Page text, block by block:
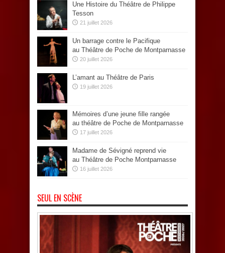
Une Histoire du Théâtre de Philippe
Tesson
21 juillet 2026
Un barrage contre le Pacifique
au Théâtre de Poche de Montparnasse
20 juillet 2026
L’amant au Théâtre de Paris
19 juillet 2026
Mémoires d’une jeune fille rangée
au théâtre de Poche de Montparnasse
17 juillet 2026
Madame de Sévigné reprend vie
au Théâtre de Poche Montparnasse
16 juillet 2026
SEUL EN SCÈNE